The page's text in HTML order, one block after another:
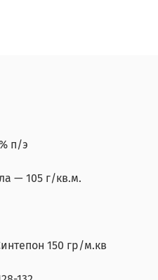
п/э
— 105 г/кв.м.
150 гр/м.кв